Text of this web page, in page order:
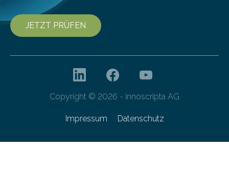
JETZT PRÜFEN
Copyright © 2026 - innoscripta AG
Impressum Datenschutz